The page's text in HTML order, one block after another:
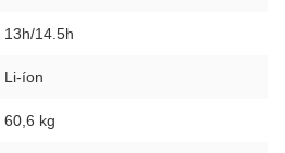
13h/14.5h
Li-íon
60,6 kg